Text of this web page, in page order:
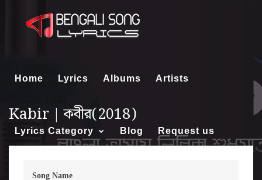
Home Lyrics Albums Artists
Lyrics Category Blog Request us
Kabir | কবীর(2018)
Song Name